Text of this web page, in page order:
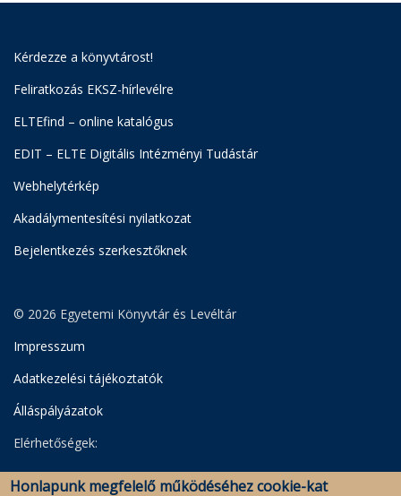
Kérdezze a könyvtárost!
Feliratkozás EKSZ-hírlevélre
ELTEfind – online katalógus
EDIT – ELTE Digitális Intézményi Tudástár
Webhelytérkép
Akadálymentesítési nyilatkozat
Bejelentkezés szerkesztőknek
© 2026 Egyetemi Könyvtár és Levéltár
Impresszum
Adatkezelési tájékoztatók
Álláspályázatok
Elérhetőségek:
Egyetemi Könyvtár
Honlapunk megfelelő működéséhez cookie-kat